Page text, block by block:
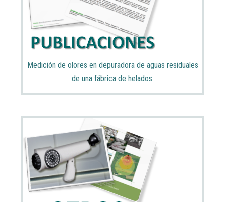
Medición de olores en depuradora de aguas residuales
de una fábrica de helados.